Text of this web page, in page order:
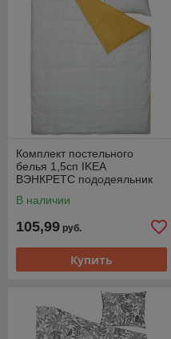
Комплект постельного
белья 1,5сп IKEA
ВЭНКРЕТС пододеяльник
см клетчатый белый желтый
В наличии
105,99 руб.
Купить